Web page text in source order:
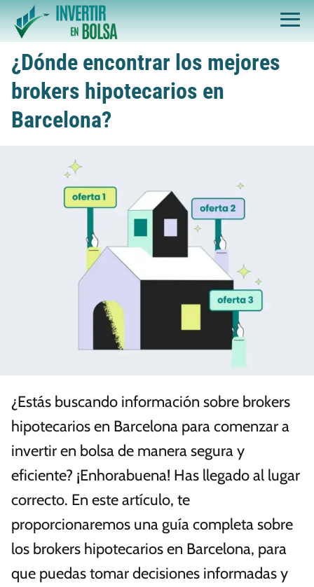
¿Dónde encontrar los mejores
brokers hipotecarios en
Barcelona?
¿Estás buscando información sobre brokers
hipotecarios en Barcelona para comenzar a
invertir en bolsa de manera segura y
eficiente? ¡Enhorabuena! Has llegado al lugar
correcto. En este artículo, te
proporcionaremos una guía completa sobre
los brokers hipotecarios en Barcelona, para
que puedas tomar decisiones informadas y